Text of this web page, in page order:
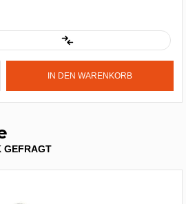
IN DEN WARENKORB
GEFRAGT